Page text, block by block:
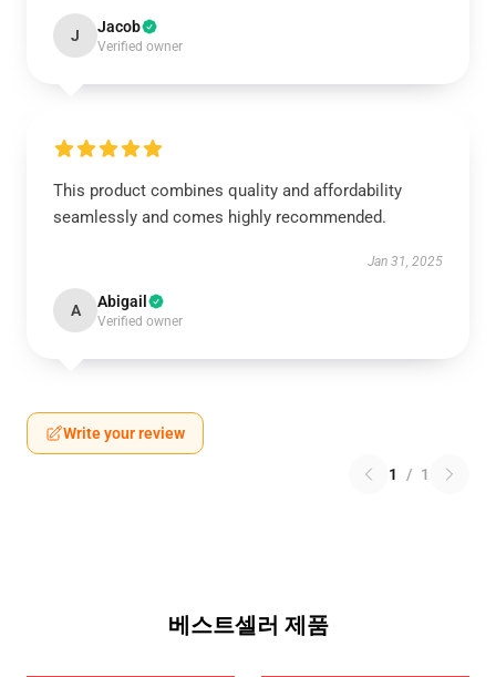
J Jacob
Verified owner
This product combines quality and affordability
seamlessly and comes highly recommended.
Jan 31, 2025
A Abigail
Verified owner
Write your review
1 / 1
베스트셀러 제품